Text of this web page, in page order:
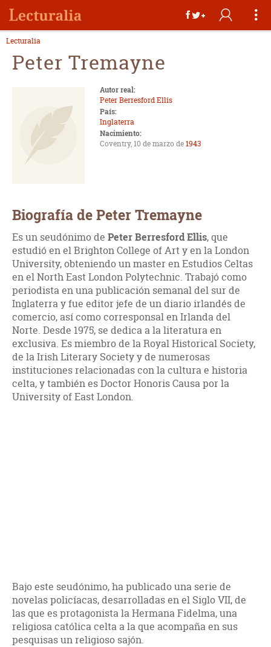
Lecturalia
Peter Tremayne
Autor real:
Peter Berresford Ellis
País:
Inglaterra
Nacimiento:
Coventry, 10 de marzo de1943
Biografía de Peter Tremayne
Es un seudónimo de Peter Berresford Ellis, que
estudió en el Brighton College of Art y en la London
University, obteniendo un master en Estudios Celtas
en el North East London Polytechnic. Trabajó como
periodista en una publicación semanal del sur de
Inglaterra y fue editor jefe de un diario irlandés de
comercio, así como corresponsal en Irlanda del
Norte. Desde 1975, se dedica a la literatura en
exclusiva. Es miembro de la Royal Historical Society,
de la Irish Literary Society y de numerosas
instituciones relacionadas con la cultura e historia
celta, y también es Doctor Honoris Causa por la
University of East London.
Bajo este seudónimo, ha publicado una serie de
novelas policíacas, desarrolladas en el Siglo VII, de
las que es protagonista la Hermana Fidelma, una
religiosa católica celta a la que acompaña en sus
pesquisas un religioso sajón.